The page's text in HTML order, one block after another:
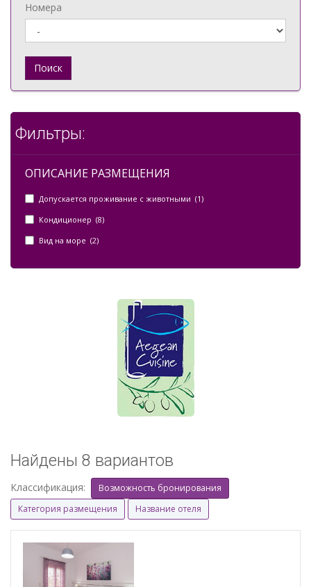
Номера
Поиск
Фильтры:
ОПИСАНИЕ РАЗМЕЩЕНИЯ
Допускается проживание с животными (1)
Кондиционер (8)
Вид на море (2)
Найдены 8 вариантов
Классификация:
Возможность бронирования
Категория размещения
Название отеля